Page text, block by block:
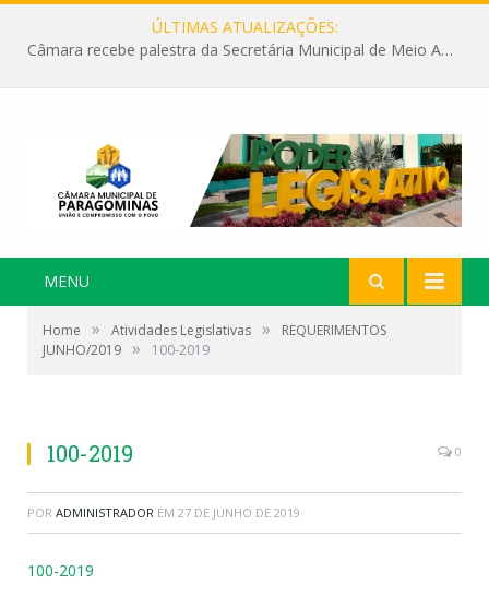
ÚLTIMAS ATUALIZAÇÕES:
Câmara recebe palestra da Secretária Municipal de Meio Ambiente sobre as ações da “SEMANA DO MEIO AMBIENTE”
MENU
Home » Atividades Legislativas »
REQUERIMENTOS
JUNHO/2019 » 100-2019
100-2019 0
POR ADMINISTRADOR EM 27 DE JUNHO DE 2019
100-2019